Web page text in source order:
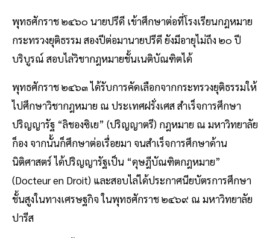
พุทธศักราช ๒๔๖๐ นายปรีดี เข้าศึกษาต่อที่โรงเรียนกฎหมาย
กระทรวงยุติธรรม สองปีต่อมานายปรีดี ยังมีอายุไม่ถึง ๒๐ ปี
บริบูรณ์ สอบไล่วิชากฎหมายชั้นเนติบัณฑิตได้
พุทธศักราช ๒๔๖๓ ได้รับการคัดเลือกจากกระทรวงยุติธรรมให้
ไปศึกษาวิชากฎหมาย ณ ประเทศฝรั่งเศส สำเร็จการศึกษา
ปริญญารัฐ “ลิชองซิเย” (ปริญญาตรี) กฎหมาย ณ มหาวิทยาลัย
ก็อง จากนั้นก็ศึกษาต่อเรื่อยมา จนสำเร็จการศึกษาด้าน
นิติศาสตร์ ได้ปริญญารัฐเป็น “ดุษฎีบัณฑิตกฎหมาย”
(Docteur en Droit) และสอบไล่ได้ประกาศนียบัตรการศึกษา
ชั้นสูงในทางเศรษฐกิจ ในพุทธศักราช ๒๔๖๙ ณ มหาวิทยาลัย
ปารีส